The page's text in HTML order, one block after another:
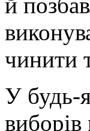
чинити
У будь-